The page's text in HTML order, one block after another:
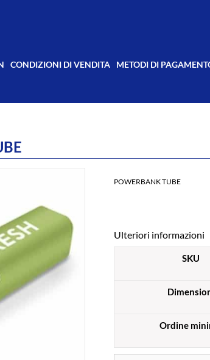
CONDIZIONI DI VENDITA METODI DI
POWERBANK TUBE
Ulteriori informazioni
SKU
Ordine